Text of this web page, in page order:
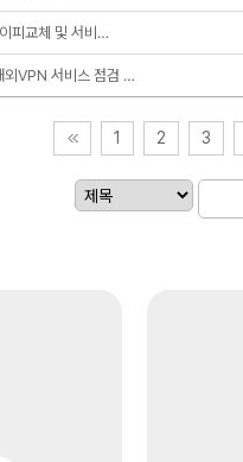
피교체 및 서비…
VPN 서비스 점검 …
1 2 3